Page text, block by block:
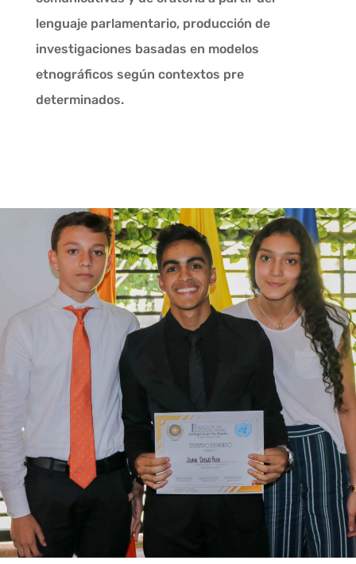
lenguaje parlamentario, producción de
investigaciones basadas en modelos
etnográficos según contextos pre
determinados.